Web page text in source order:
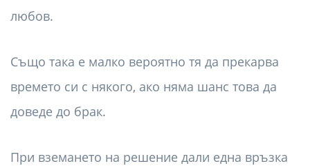
любов.
Също така е малко вероятно тя да прекарва
времето си с някого, ако няма шанс това да
доведе до брак.
При вземането на решение дали една връзка